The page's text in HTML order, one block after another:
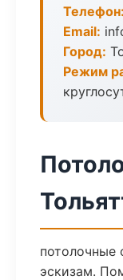
Телефон:
Email:
Город:
Режим
потолочные
эскизам.